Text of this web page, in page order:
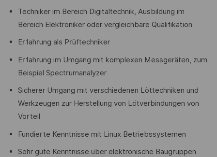
Techniker im Bereich Digitaltechnik, Ausbildung im
Bereich Elektroniker oder vergleichbare Qualifikation
Erfahrung als Prüftechniker
Erfahrung im Umgang mit komplexen Messgeräten, zum
Beispiel Spectrumanalyzer
Sicherer Umgang mit verschiedenen Löttechniken und
Werkzeugen zur Herstellung von Lötverbindungen von
Vorteil
Fundierte Kenntnisse mit Linux Betriebssystemen
Sehr gute Kenntnisse über elektronische Baugruppen